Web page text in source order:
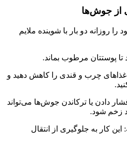
از جوش‌ها
روزانه دو بار با شوینده ملایم
چرب و قندی را کاهش دهید و
دادن یا ترکاندن جوش‌ها می‌تواند
زخم شود.
کار به جلوگیری از انتقال